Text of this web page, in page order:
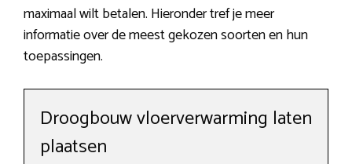
maximaal wilt betalen. Hieronder tref je meer
informatie over de meest gekozen soorten en hun
toepassingen.
Droogbouw vloerverwarming laten
plaatsen